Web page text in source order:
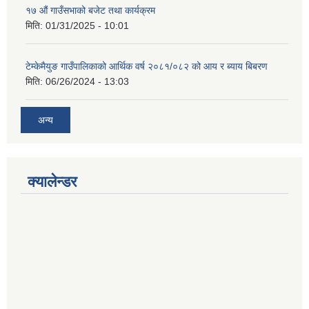
१७ औं गाउँसभाको बजेट तथा कार्यक्रम
मिति: 01/31/2025 - 10:01
टेम्केमैयुङ गाउँपालिकाको आर्थिक वर्ष २०८१/०८२ को आय र ब्याय बिबरण
मिति: 06/26/2024 - 13:03
अन्य
क्यालेन्डर